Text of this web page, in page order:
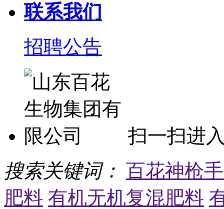
联系我们
招聘公告
扫一扫进
搜索关键词： 百花神枪
肥料 有机无机复混肥料